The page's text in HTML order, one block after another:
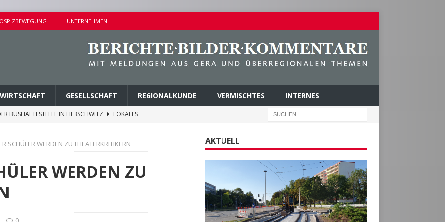
UNTERNEHMEN
WIRTSCHAFT GESELLSCHAFT REGIONALKUNDE VERMISCHTES INTERNES
BUSHALTESTELLE IN LIEBSCHWITZ
LOKALES
ERMITTLUNGSERFOLG
POLIZEIBERICHTE
UND KINDERSITZ GESTOHLEN
POLIZEIBERICHTE
SCHÜLER WERDEN ZU THEATERKRITIKERN
WERDEN ZU
0
AKTUELL